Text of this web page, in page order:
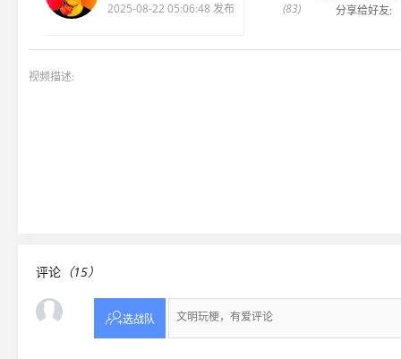
2025-08-22 05:06:48 发布 (83) 分享给好友:
视频描述:
评论 （15）
选战队